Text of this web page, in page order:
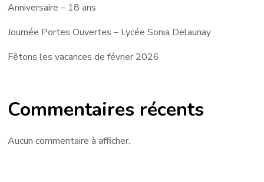
Anniversaire – 18 ans
Journée Portes Ouvertes – Lycée Sonia Delaunay
Fêtons les vacances de février 2026
Commentaires récents
Aucun commentaire à afficher.